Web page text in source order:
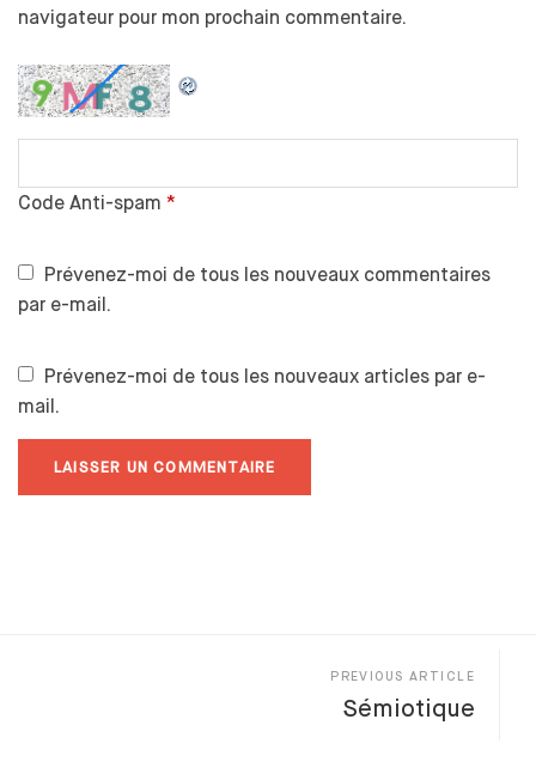
navigateur pour mon prochain commentaire.
Code Anti-spam *
Prévenez-moi de tous les nouveaux commentaires
par e-mail.
Prévenez-moi de tous les nouveaux articles par e-
mail.
PREVIOUS ARTICLE
Sémiotique